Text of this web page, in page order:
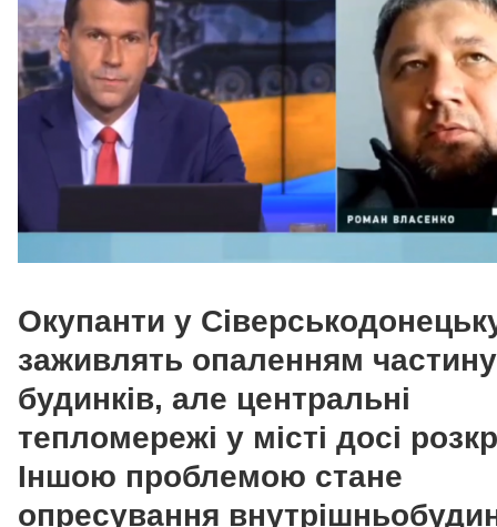
Окупанти у
заживлять опаленням частину
будинків, але центральні
тепломережі у місті досі
Іншою проблемою стане
опресування